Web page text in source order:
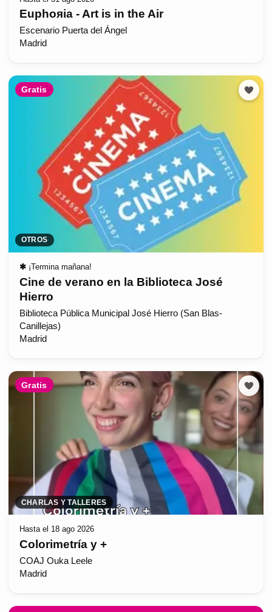
Euphoяia - Art is in the Air
Escenario Puerta del Ángel
Madrid
Gratis
OTROS
✱ ¡Termina mañana!
Cine de verano en la Biblioteca José
Hierro
Biblioteca Pública Municipal José Hierro (San Blas-
Canillejas)
Madrid
Gratis
CHARLAS Y TALLERES
Hasta el 18 ago 2026
Colorimetría y +
COAJ Ouka Leele
Madrid